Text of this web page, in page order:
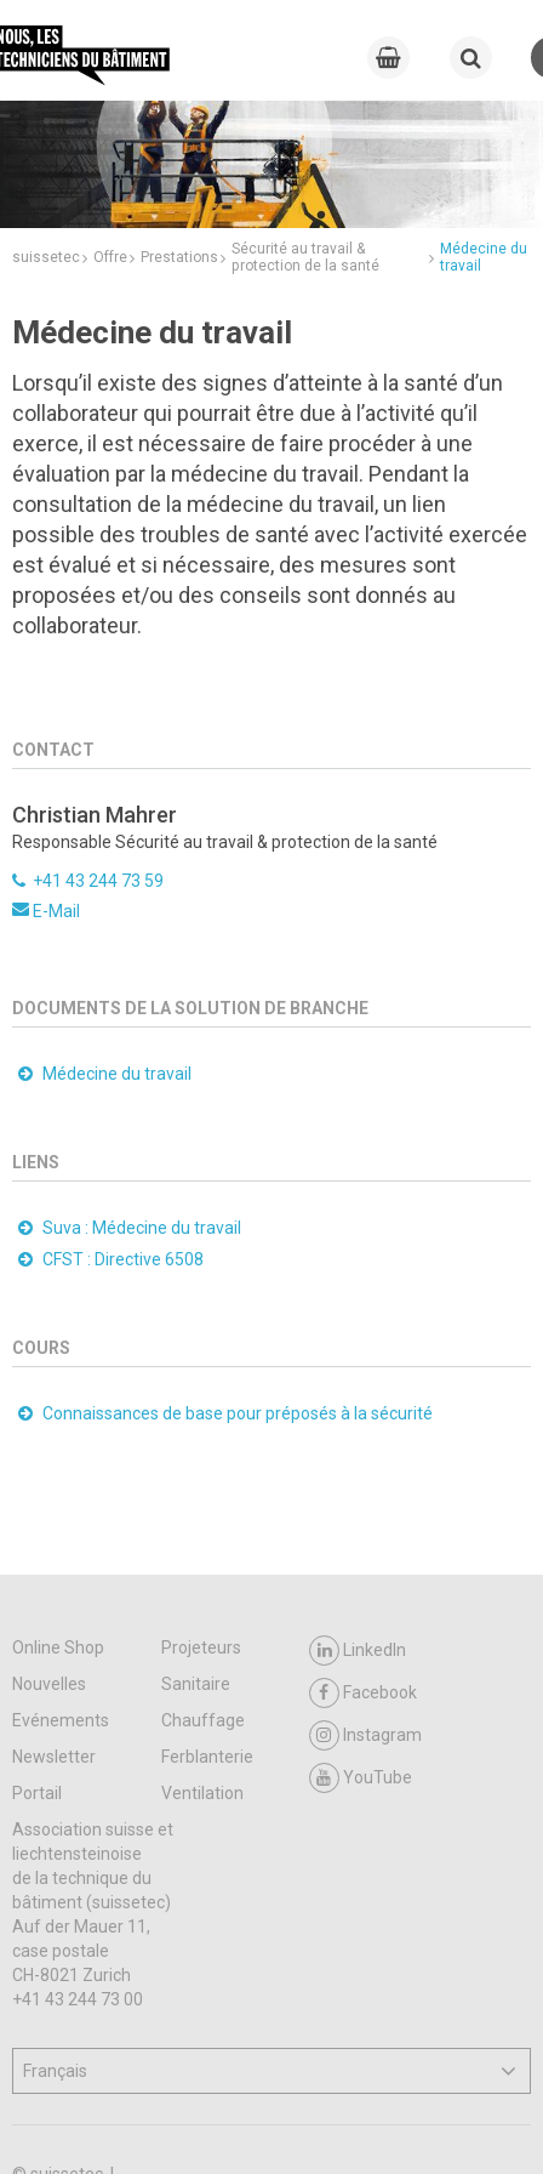
suissetec Offre Prestations
Sécurité au travail &
protection de la santé
Médecine du
travail
Médecine du travail
Lorsqu’il existe des signes d’atteinte à la santé d’un
collaborateur qui pourrait être due à l’activité qu’il
exerce, il est nécessaire de faire procéder à une
évaluation par la médecine du travail. Pendant la
consultation de la médecine du travail, un lien
possible des troubles de santé avec l’activité exercée
est évalué et si nécessaire, des mesures sont
proposées et/ou des conseils sont donnés au
collaborateur.
CONTACT
Christian Mahrer
Responsable Sécurité au travail & protection de la santé
+41 43 244 73 59
E-Mail
DOCUMENTS DE LA SOLUTION DE BRANCHE
Médecine du travail
LIENS
Suva : Médecine du travail
CFST : Directive 6508
COURS
Connaissances de base pour préposés à la sécurité
Online Shop
Projeteurs
Nouvelles
Sanitaire
Evénements
Chauffage
Newsletter
Ferblanterie
Portail
Ventilation
LinkedIn
Facebook
Instagram
YouTube
Association suisse et
liechtensteinoise
de la technique du
bâtiment (suissetec)
Auf der Mauer 11,
case postale
CH-8021 Zurich
+41 43 244 73 00